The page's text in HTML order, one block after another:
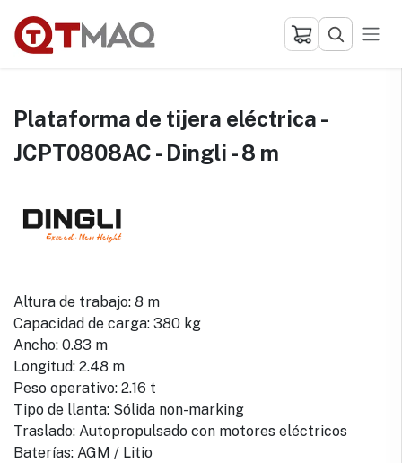
Plataforma de tijera eléctrica -
JCPT0808AC - Dingli - 8 m
Altura de trabajo: 8 m
Capacidad de carga: 380 kg
Ancho: 0.83 m
Longitud: 2.48 m
Peso operativo: 2.16 t
Tipo de llanta: Sólida non-marking
Traslado: Autopropulsado con motores eléctricos
Baterías: AGM / Litio